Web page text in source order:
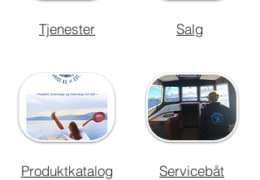
Tjenester Salg
Produktkatalog Servicebåt